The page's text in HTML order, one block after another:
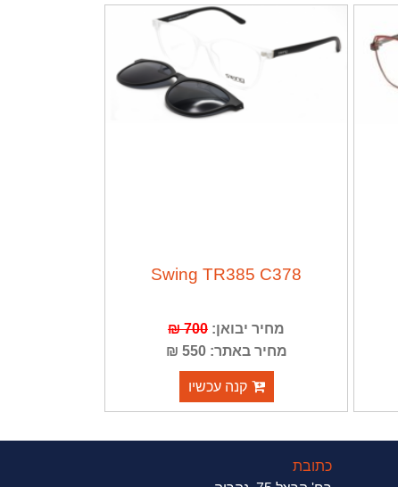
Swing TR385 C378
מחיר יבואן: 700 ₪
מחיר באתר: 550 ₪
קנה עכשיו
כתובת